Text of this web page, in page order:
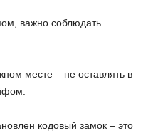
важно соблюдать
месте – не оставлять в
кодовый замок – это